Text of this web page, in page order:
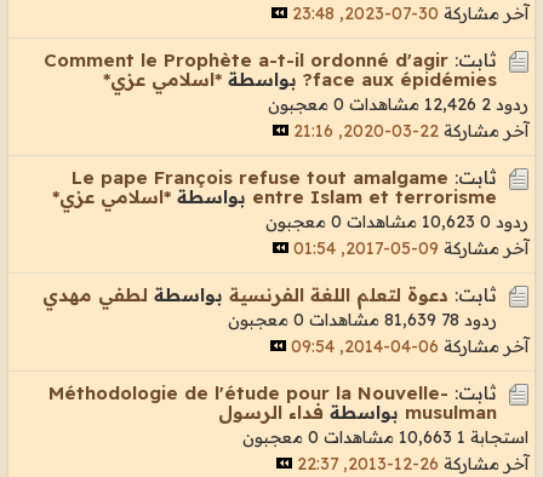
آخر مشاركة 30-07-2023, 23:48
ثابت: Comment le Prophète a-t-il ordonné d'agir
face aux épidémies?
بواسطة *اسلامي عزي*
ردود 2 12,426 مشاهدات
0 معجبون
آخر مشاركة 22-03-2020, 21:16
ثابت: Le pape François refuse tout amalgame
entre Islam et terrorisme بواسطة *اسلامي عزي*
ردود 0 10,623 مشاهدات
0 معجبون
آخر مشاركة 09-05-2017, 01:54
ثابت: دعوة لتعلم اللغة الفرنسية بواسطة لطفي مهدي
ردود 78 81,639 مشاهدات
0 معجبون
آخر مشاركة 06-04-2014, 09:54
ثابت: Méthodologie de l'étude pour la Nouvelle-
musulman بواسطة فداء الرسول
استجابة 1 10,663 مشاهدات
0 معجبون
آخر مشاركة 26-12-2013, 22:37